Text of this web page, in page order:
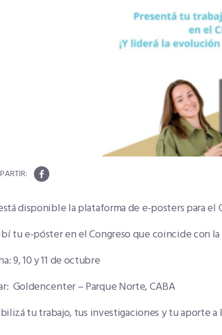
disponible la plataforma de e-posters para
tu e-póster en el Congreso que coincide con
9, 10 y 11 de octubre
Goldencenter – Parque Norte, CABA
tu trabajo, tus investigaciones y tu aporte a